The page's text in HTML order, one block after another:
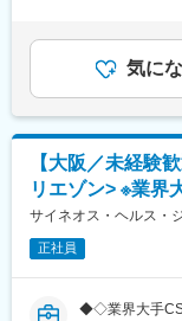
■当社について
EPファーマラ
療・医療機器
ビス」「マル
サポートサービ
のニーズにお応
す。
変更の範囲：会
・地区スピーカ
・適用外使用等
■研修について
・KOLの思考
・医師とのコ
・担当製品に
などを中心に学
■募集の背景：
にクリニカル
であり、選考
定手当を含めた
気に
【大阪／未経験
リエゾン> ※業界
サイネオス・ヘルス・
正社員
◆◇業界大手